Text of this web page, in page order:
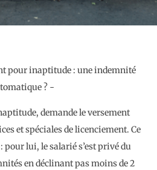
demande le versement
et spéciales de licenciement. Ce
pour lui, le salarié s’est privé du
en déclinant pas moins de 2